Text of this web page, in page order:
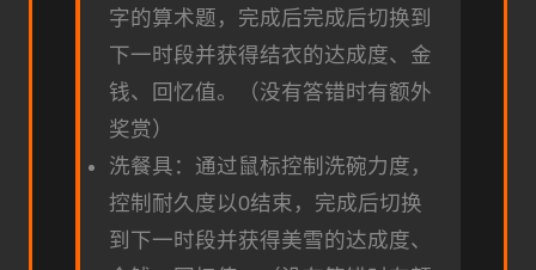
字的算术题，完成后完成后切换到
下一时段并获得结衣的达成度、金
钱、回忆值。（没有答错时有额外
奖赏）
洗餐具：通过鼠标控制洗碗力度，
控制耐久度以0结束，完成后切换
到下一时段并获得美雪的达成度、